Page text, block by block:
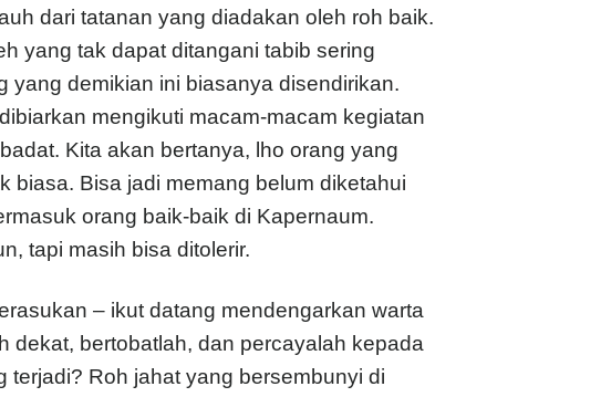
dari tatanan yang diadakan oleh roh baik.
yang tak dapat ditangani tabib sering
yang demikian ini biasanya disendirikan.
mengikuti macam-macam kegiatan
Kita akan bertanya, lho orang yang
biasa. Bisa jadi memang belum diketahui
orang baik-baik di Kapernaum.
tapi masih bisa ditolerir.
– ikut datang mendengarkan warta
dekat, bertobatlah, dan percayalah kepada
terjadi? Roh jahat yang bersembunyi di